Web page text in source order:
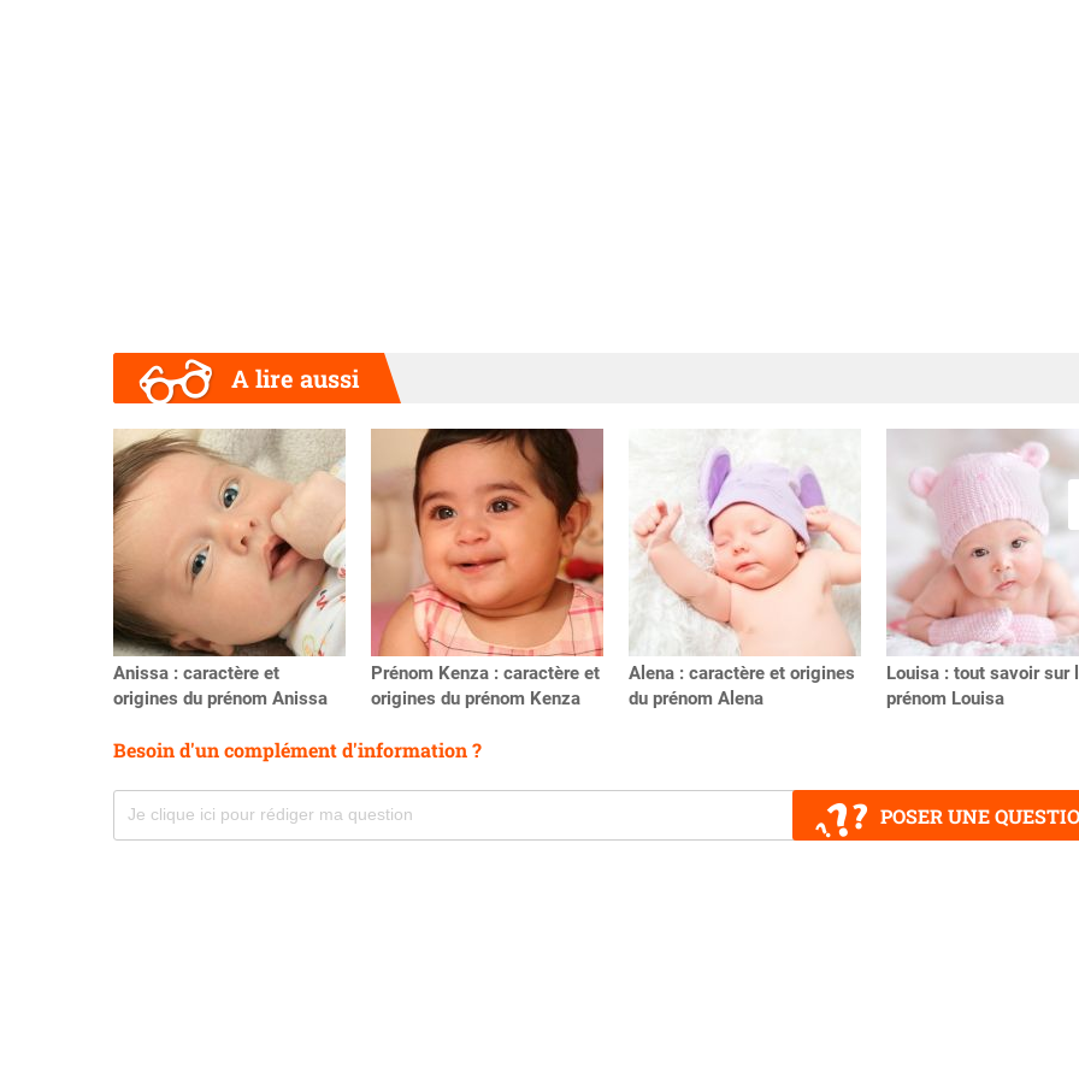
A lire aussi
Anissa : caractère et
origines du prénom Anissa
Prénom Kenza : caractère et
origines du prénom Kenza
Alena : caractère et origines
du prénom Alena
Louisa : tout savoir sur
prénom Louisa
Précédent
Besoin d'un complément d'information ?
POSER UNE